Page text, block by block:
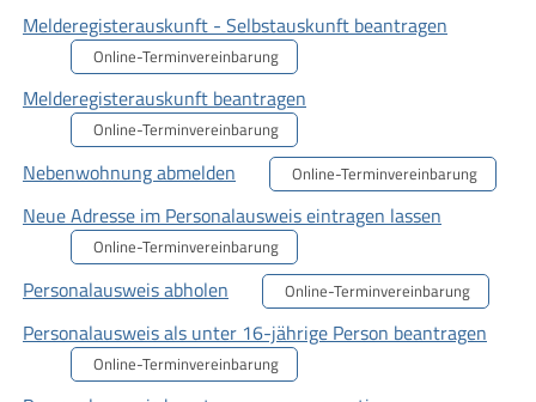
Melderegisterauskunft - Selbstauskunft beantragen
Online-Terminvereinbarung
Melderegisterauskunft beantragen
Online-Terminvereinbarung
Nebenwohnung abmelden Online-Terminvereinbarung
Neue Adresse im Personalausweis eintragen lassen
Online-Terminvereinbarung
Personalausweis abholen Online-Terminvereinbarung
Personalausweis als unter 16-jährige Person beantragen
Online-Terminvereinbarung